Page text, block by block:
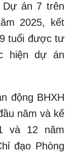
Dự án 7 trên
2025, kết
tuổi được tư
hiện dự án
động BHXH
năm và kế
và 12 năm
đạo Phòng